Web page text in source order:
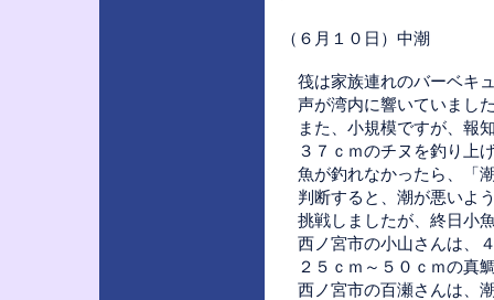
（６月１０日）中潮
筏は家族連れのバーベキ
声が湾内に響いていまし
また、小規模ですが、報
３７ｃｍのチヌを釣り上
魚が釣れなかったら、「
判断すると、潮が悪いよ
挑戦しましたが、終日小
西ノ宮市の小山さんは、
２５ｃｍ～５０ｃｍの真
西ノ宮市の百瀬さんは、